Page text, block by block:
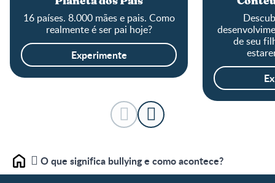
16 países. 8.000 mães e pais. Como
realmente é ser pai hoje?
Experimente
de seu
Home O que significa bullying e como acontece?